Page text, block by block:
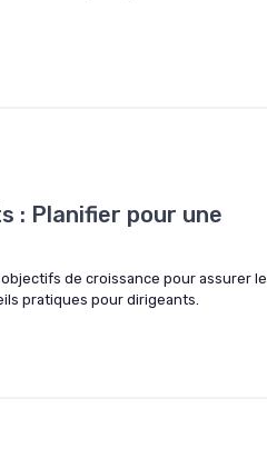
: Planifier pour une
de croissance pour assurer le
pratiques pour dirigeants.